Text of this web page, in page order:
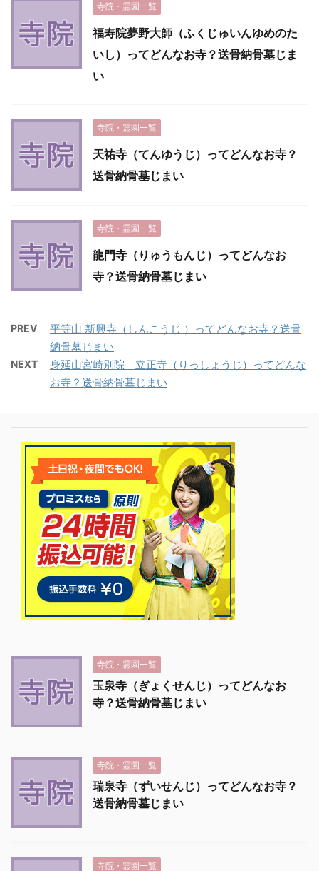
寺院・霊園一覧
福寿院夢野大師（ふくじゅいんゆめのた
いし）ってどんなお寺？送骨納骨墓じま
い
寺院・霊園一覧
天祐寺（てんゆうじ）ってどんなお寺？
送骨納骨墓じまい
寺院・霊園一覧
龍門寺（りゅうもんじ）ってどんなお
寺？送骨納骨墓じまい
PREV
平等山 新興寺（しんこうじ ）ってどんなお寺？送骨
納骨墓じまい
NEXT
身延山宮崎別院 立正寺（りっしょうじ）ってどんな
お寺？送骨納骨墓じまい
寺院・霊園一覧
玉泉寺（ぎょくせんじ）ってどんなお
寺？送骨納骨墓じまい
寺院・霊園一覧
瑞泉寺（ずいせんじ）ってどんなお寺？
送骨納骨墓じまい
寺院・霊園一覧